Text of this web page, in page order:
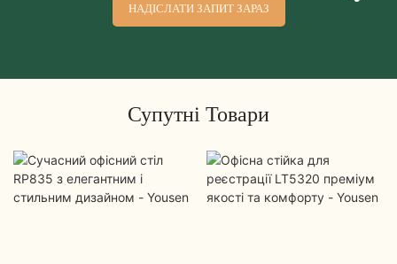
НАДІСЛАТИ ЗАПИТ ЗАРАЗ
Супутні Товари